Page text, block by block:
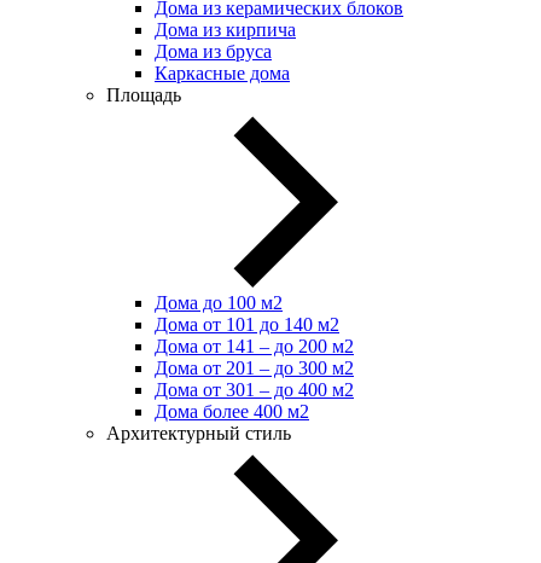
Дома из керамических блоков
Дома из кирпича
Дома из бруса
Каркасные дома
Площадь
Дома до 100 м2
Дома от 101 до 140 м2
Дома от 141 – до 200 м2
Дома от 201 – до 300 м2
Дома от 301 – до 400 м2
Дома более 400 м2
Архитектурный стиль